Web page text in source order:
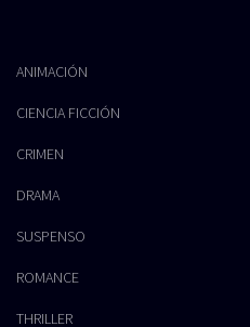
ANIMACIÓN
CIENCIA FICCIÓN
CRIMEN
DRAMA
SUSPENSO
ROMANCE
THRILLER